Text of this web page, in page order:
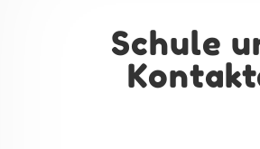
Schule